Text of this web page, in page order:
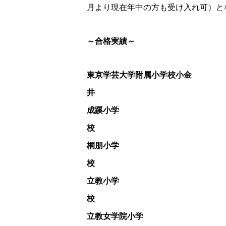
月より現在年中の方も受け入れ可）と
～合格実績～
東京学芸大学附属小学校小金
成蹊小学
桐朋小学
立教小学
立教女学院小学